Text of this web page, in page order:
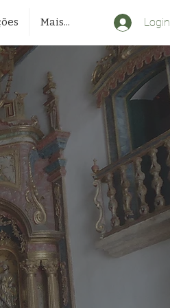
Mais... Login